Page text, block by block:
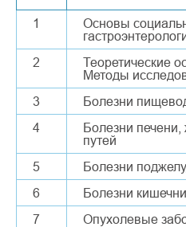
1
Основы
2
Теоретические
Методы
3
Болезни
4
Болезни
путей
5
Болезни
6
Болезни
7
Опухолевые